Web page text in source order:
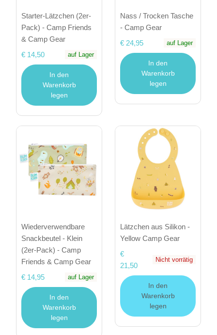
Starter-Lätzchen (2er-
Pack) - Camp Friends
& Camp Gear
€ 14,50
auf Lager
In den
Warenkorb
legen
Nass / Trocken Tasche
- Camp Gear
€ 24,95
auf Lager
In den
Warenkorb
legen
Wiederverwendbare
Snackbeutel - Klein
(2er-Pack) - Camp
Friends & Camp Gear
€ 14,95
auf Lager
In den
Warenkorb
legen
Lätzchen aus Silikon -
Yellow Camp Gear
€
21,50
Nicht vorrätig
In den
Warenkorb
legen